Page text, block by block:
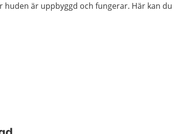
är uppbyggd och fungerar. Här kan du